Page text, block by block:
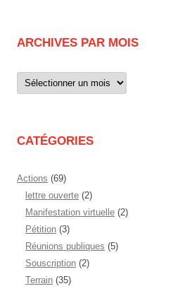
ARCHIVES PAR MOIS
Archives
par
CATÉGORIES
Actions (69)
lettre ouverte (2)
Manifestation virtuelle (2)
Pétition (3)
Réunions publiques (5)
Souscription (2)
Terrain (35)